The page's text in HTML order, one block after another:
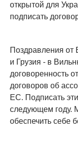
открытой для
подписать
Поздравления
и Грузия - в
договоренность
договоров об
ЕС. Подписать
следующем году.
обеспечить себе